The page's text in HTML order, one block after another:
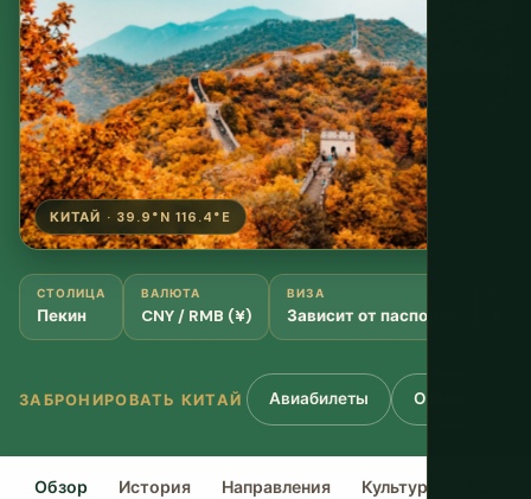
КИТАЙ · 39.9°N 116.4°E
СТОЛИЦА
Пекин
ВАЛЮТА
CNY / RMB (¥)
ВИЗА
Зависит от паспорта
ЗАБРОНИРОВАТЬ КИТАЙ Авиабилеты Отели
Обзор История Направления Культура